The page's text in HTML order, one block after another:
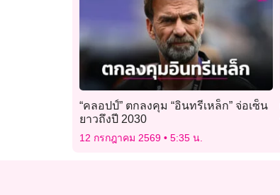
“คลอปป์” ตกลงคุม “อินทรีเหล็ก” จ่อเซ็น
ยาวถึงปี 2030
12 กรกฎาคม 2569 5:35 น.